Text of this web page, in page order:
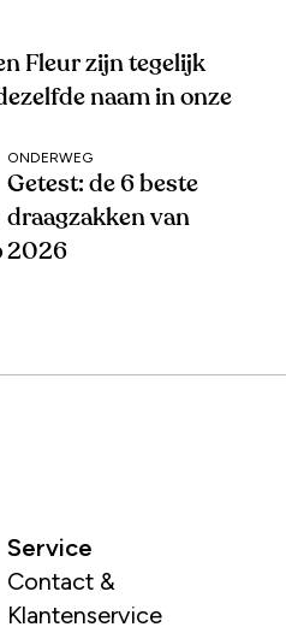
Fleur zijn tegelijk
naam in onze
ONDERWEG
Getest: de 6 beste
draagzakken van
2026
Service
Contact &
Klantenservice